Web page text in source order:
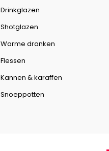
Drinkglazen
Shotglazen
Warme dranken
Flessen
Kannen & karaffen
Snoeppotten